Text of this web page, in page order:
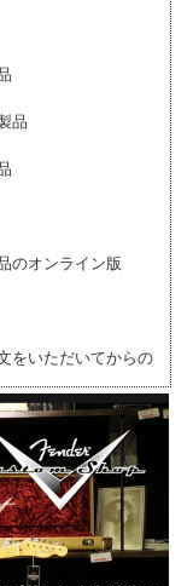
品
のオンライン版
をいただいてからの